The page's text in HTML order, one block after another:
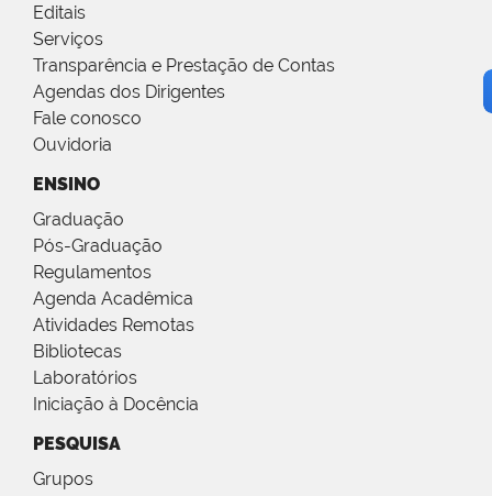
Editais
Serviços
Transparência e Prestação de Contas
Agendas dos Dirigentes
Fale conosco
Ouvidoria
ENSINO
Graduação
Pós-Graduação
Regulamentos
Agenda Acadêmica
Atividades Remotas
Bibliotecas
Laboratórios
Iniciação à Docência
PESQUISA
Grupos